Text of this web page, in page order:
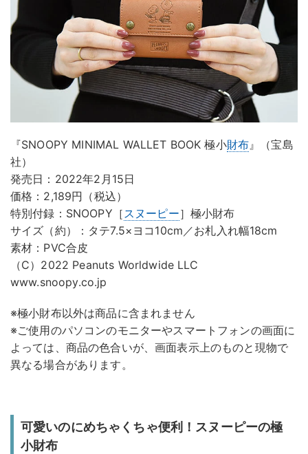
『SNOOPY MINIMAL WALLET BOOK 極小財布』（宝島
社）
発売日：2022年2月15日
価格：2,189円（税込）
特別付録：SNOOPY［スヌーピー］極小財布
サイズ（約）：タテ7.5×ヨコ10cm／お札入れ幅18cm
素材：PVC合皮
（C）2022 Peanuts Worldwide LLC
www.snoopy.co.jp
※極小財布以外は商品に含まれません
※ご使用のパソコンのモニターやスマートフォンの画面に
よっては、商品の色合いが、画面表示上のものと現物で
異なる場合があります。
可愛いのにめちゃくちゃ便利！スヌーピーの極
小財布